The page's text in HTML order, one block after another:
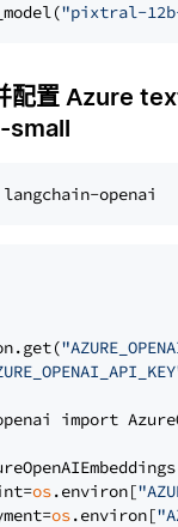
"pixtral-
配置 Azure
small
import
os.environ[
os.environ[